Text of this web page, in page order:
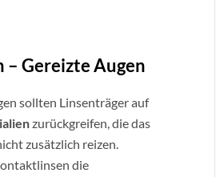
Gereizte Augen
sollten Linsenträger auf
zurückgreifen, die das
zusätzlich reizen.
die